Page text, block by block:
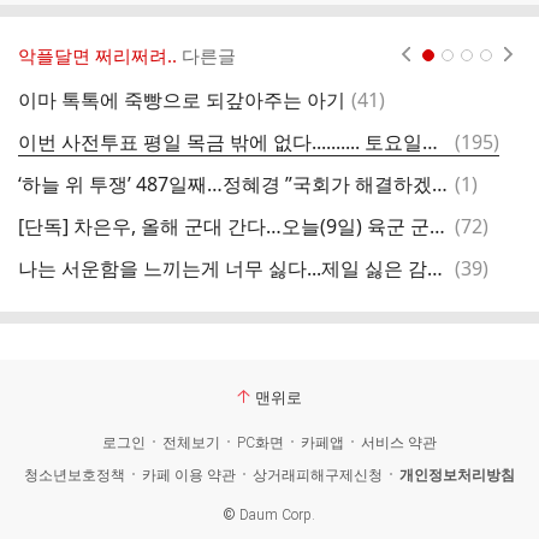
악플달면 쩌리쩌려.. 다른글
이마 톡톡에 죽빵으로 되갚아주는 아기 댓
(41)
이번 사전투표 평일 목금 밖에 없다.......... 토요일에 사투 못해........
댓
글
(195)
‘하늘 위 투쟁’ 487일째…정혜경 ”국회가 해결하겠다” 댓
(1)
[단독] 차은우, 올해 군대 간다…오늘(9일) 육군 군악대 면접 댓
(72)
나는 서운함을 느끼는게 너무 싫다...제일 싫은 감정...너무최악임.twt 댓
(39)
맨위로
로그인 전체보기 PC화면 카페앱
서비스 약관
청소년보호정책
카페 이용 약관 상거래피해구제신청 개인정보처리방침
© Daum Corp.